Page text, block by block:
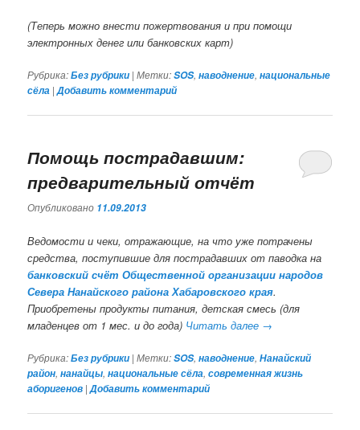
(Теперь можно внести пожертвования и при помощи
электронных денег или банковских карт)
Рубрика:Без рубрики |Метки:SOS,наводнение,национальные
сёла |Добавить комментарий
Помощь пострадавшим:
предварительный отчёт
Опубликовано 11.09.2013
Ведомости и чеки, отражающие, на что уже потрачены
средства, поступившие для пострадавших от паводка на
банковский счёт Общественной организации народов
Севера Нанайского района Хабаровского края.
Приобретены продукты питания, детская смесь (для
младенцев от 1 мес. и до года) Читать далее →
Рубрика:Без рубрики |Метки:SOS,наводнение,Нанайский
район,нанайцы,национальные сёла,современная жизнь
аборигенов |Добавить комментарий